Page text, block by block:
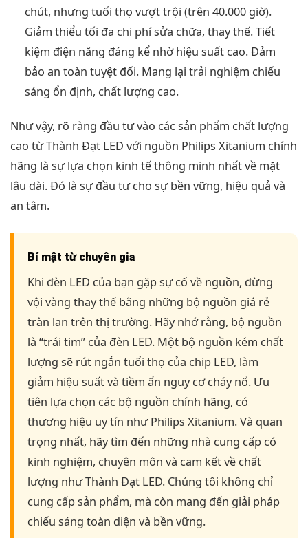
chút, nhưng tuổi thọ vượt trội (trên 40.000 giờ).
Giảm thiểu tối đa chi phí sửa chữa, thay thế. Tiết
kiệm điện năng đáng kể nhờ hiệu suất cao. Đảm
bảo an toàn tuyệt đối. Mang lại trải nghiệm chiếu
sáng ổn định, chất lượng cao.
Như vậy, rõ ràng đầu tư vào các sản phẩm chất lượng
cao từ Thành Đạt LED với nguồn Philips Xitanium chính
hãng là sự lựa chọn kinh tế thông minh nhất về mặt
lâu dài. Đó là sự đầu tư cho sự bền vững, hiệu quả và
an tâm.
Bí mật từ chuyên gia
Khi đèn LED của bạn gặp sự cố về nguồn, đừng
vội vàng thay thế bằng những bộ nguồn giá rẻ
tràn lan trên thị trường. Hãy nhớ rằng, bộ nguồn
là “trái tim” của đèn LED. Một bộ nguồn kém chất
lượng sẽ rút ngắn tuổi thọ của chip LED, làm
giảm hiệu suất và tiềm ẩn nguy cơ cháy nổ. Ưu
tiên lựa chọn các bộ nguồn chính hãng, có
thương hiệu uy tín như Philips Xitanium. Và quan
trọng nhất, hãy tìm đến những nhà cung cấp có
kinh nghiệm, chuyên môn và cam kết về chất
lượng như Thành Đạt LED. Chúng tôi không chỉ
cung cấp sản phẩm, mà còn mang đến giải pháp
chiếu sáng toàn diện và bền vững.